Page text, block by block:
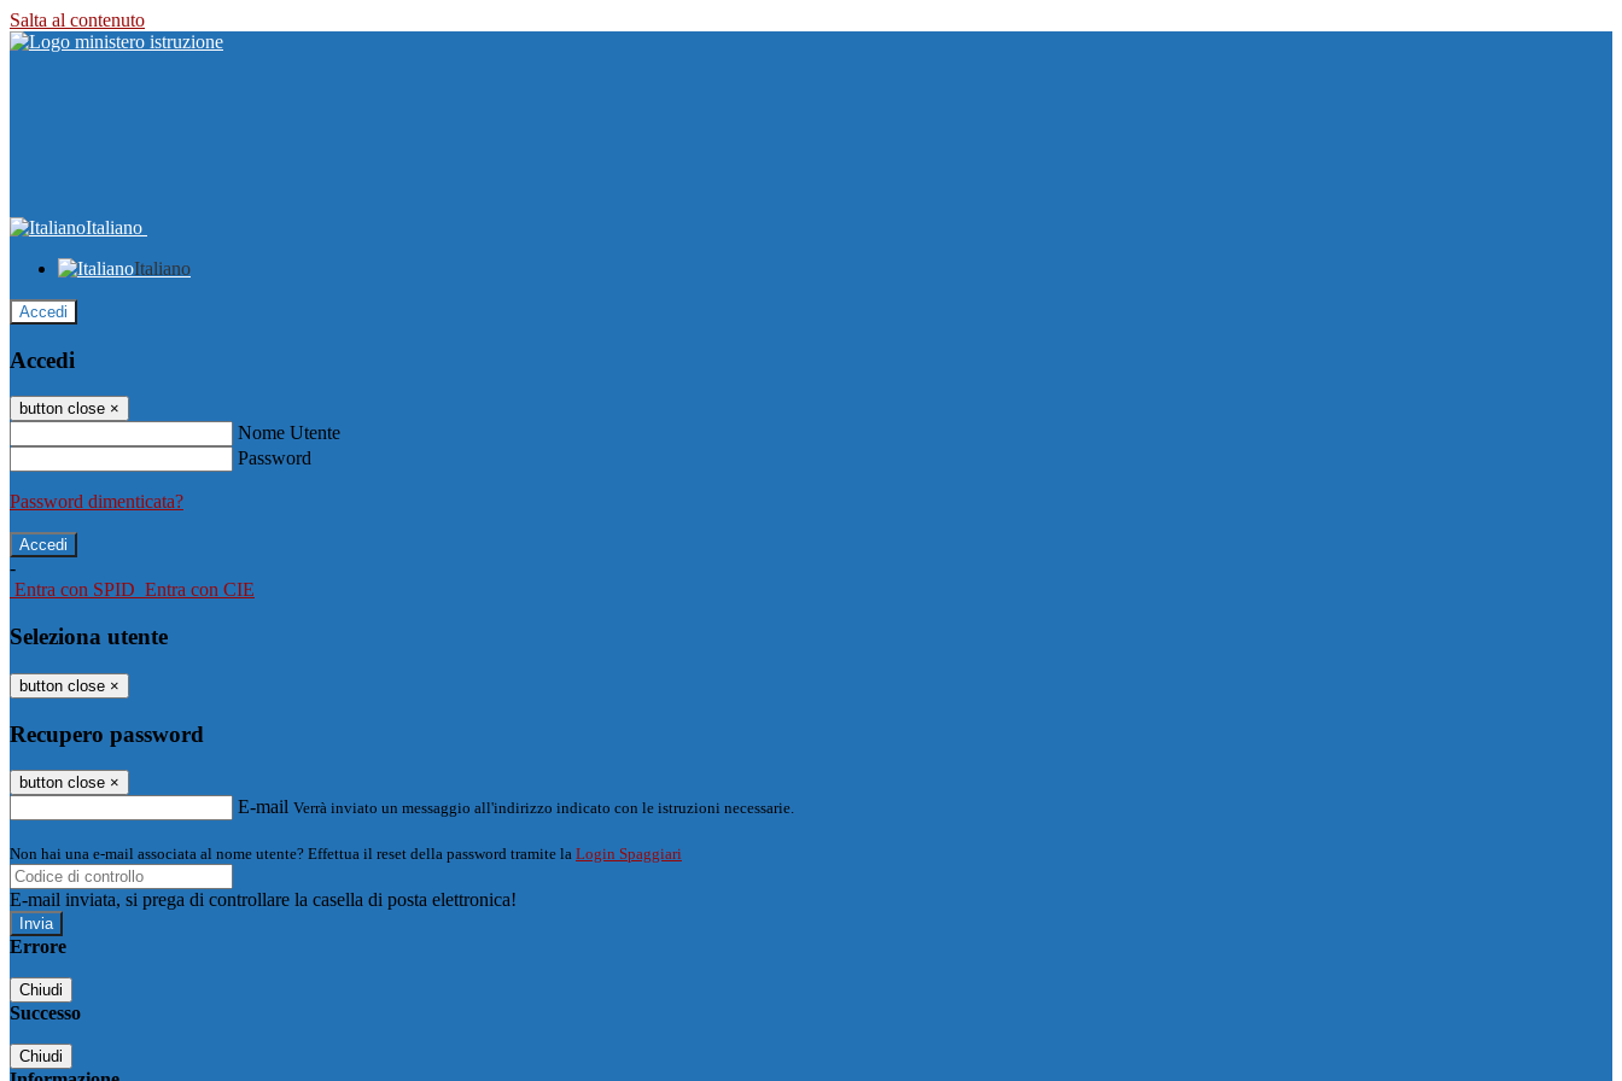
Salta al contenuto
Italiano
Italiano
Accedi
Accedi
button close ×
Nome Utente
Password
Password dimenticata?
-
Entra con SPID Entra con CIE
Seleziona utente
button close ×
Recupero password
button close ×
E-mail Verrà inviato un messaggio all'indirizzo indicato con le istruzioni necessarie.
Non hai una e-mail associata al nome utente? Effettua il reset della password tramite la Login Spaggiari
E-mail inviata, si prega di controllare la casella di posta elettronica!
Errore
Chiudi
Successo
Chiudi